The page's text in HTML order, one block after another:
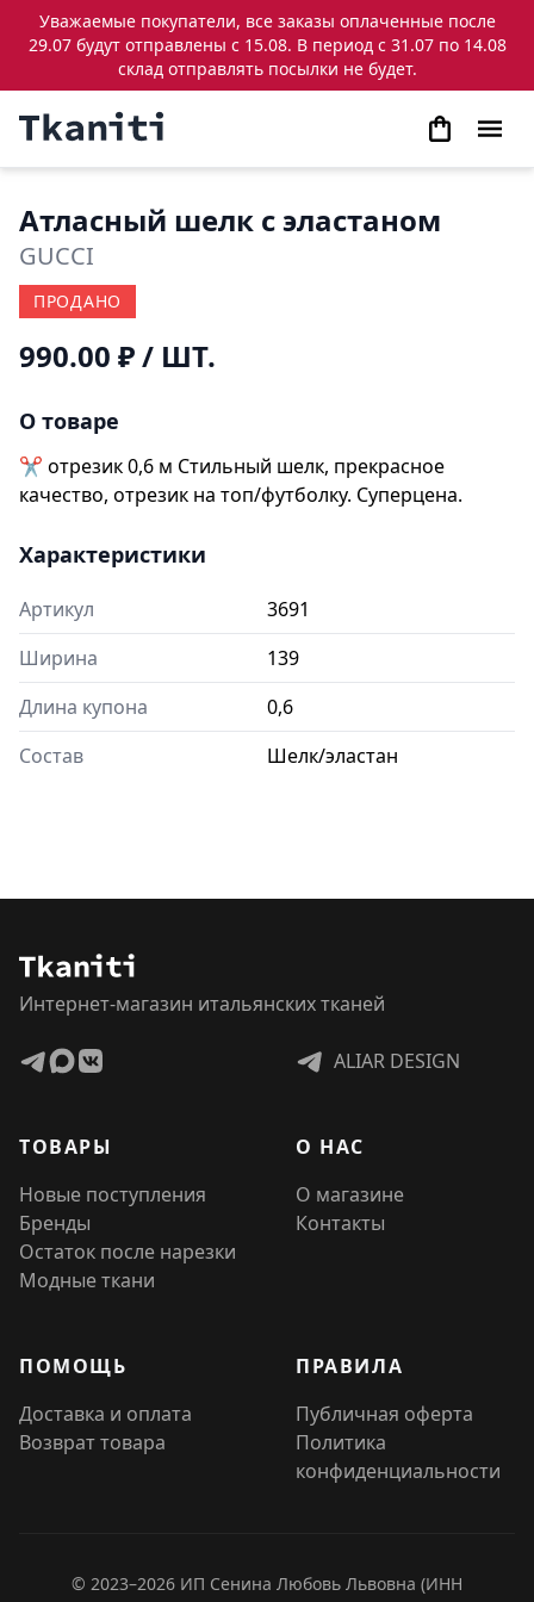
Уважаемые покупатели, все заказы оплаченные после
29.07 будут отправлены с 15.08. В период с 31.07 по 14.08
склад отправлять посылки не будет.
Атласный шелк с эластаном
GUCCI
ПРОДАНО
990.00 ₽/ ШТ.
О товаре
✂️ отрезик 0,6 м Стильный шелк, прекрасное
качество, отрезик на топ/футболку. Суперцена.
Характеристики
Артикул
3691
Ширина
139
Длина купона
0,6
Состав
Шелк/эластан
Интернет-магазин итальянских тканей
ALIAR DESIGN
ТОВАРЫ
Новые поступления
Бренды
Остаток после нарезки
Модные ткани
О НАС
О магазине
Контакты
ПОМОЩЬ
Доставка и оплата
Возврат товара
ПРАВИЛА
Публичная оферта
Политика
конфиденциальности
© 2023–2026 ИП Сенина Любовь Львовна (ИНН